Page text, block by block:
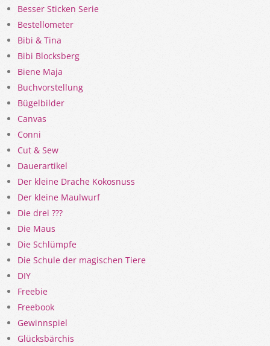
Besser Sticken Serie
Bestellometer
Bibi & Tina
Bibi Blocksberg
Biene Maja
Buchvorstellung
Bügelbilder
Canvas
Conni
Cut & Sew
Dauerartikel
Der kleine Drache Kokosnuss
Der kleine Maulwurf
Die drei ???
Die Maus
Die Schlümpfe
Die Schule der magischen Tiere
DIY
Freebie
Freebook
Gewinnspiel
Glücksbärchis